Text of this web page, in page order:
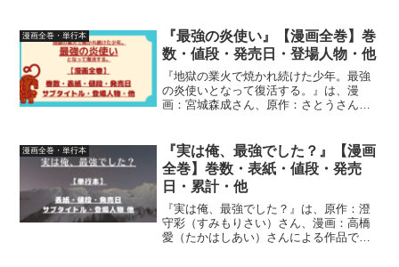
巻数・表紙・表紙のキャラクター・値
段・発売日・サブタイトル登場...
漫画全巻・単行本
『最強の炎使い』【漫画全巻】巻
数・値段・発売日・登場人物・他
『地獄の業火で焼かれ続けた少年。最強
の炎使いとなって復活する。』は、漫
画：宮城森成さん、原作：さとうさん、
数・表紙・表紙のキャラクター・値段・
発売日・サブタイトル登場人物...
漫画全巻・単行本
『実は俺、最強でした？』【漫画
全巻】巻数・表紙・値段・発売
日・累計・他
『実は俺、最強でした？』は、原作：澄
守彩（すみもりさい）さん、漫画：高橋
愛（たかはしあい）さんによる作品で